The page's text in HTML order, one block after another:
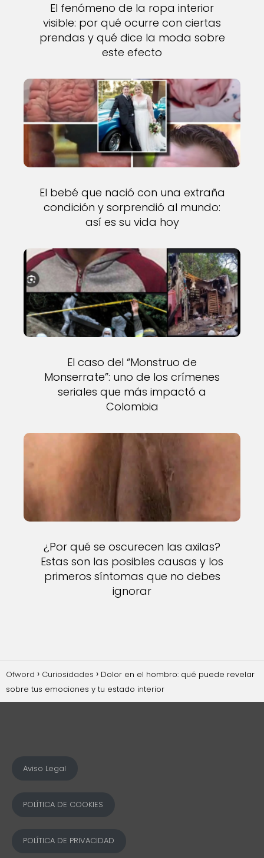
El fenómeno de la ropa interior
visible: por qué ocurre con ciertas
prendas y qué dice la moda sobre
este efecto
El bebé que nació con una extraña
condición y sorprendió al mundo:
así es su vida hoy
El caso del “Monstruo de
Monserrate”: uno de los crímenes
seriales que más impactó a
Colombia
¿Por qué se oscurecen las axilas?
Estas son las posibles causas y los
primeros síntomas que no debes
ignorar
Ofword Curiosidades
Dolor en el hombro: qué puede revelar
sobre tus emociones y tu estado interior
Aviso Legal
POLÍTICA DE COOKIES
POLÍTICA DE PRIVACIDAD